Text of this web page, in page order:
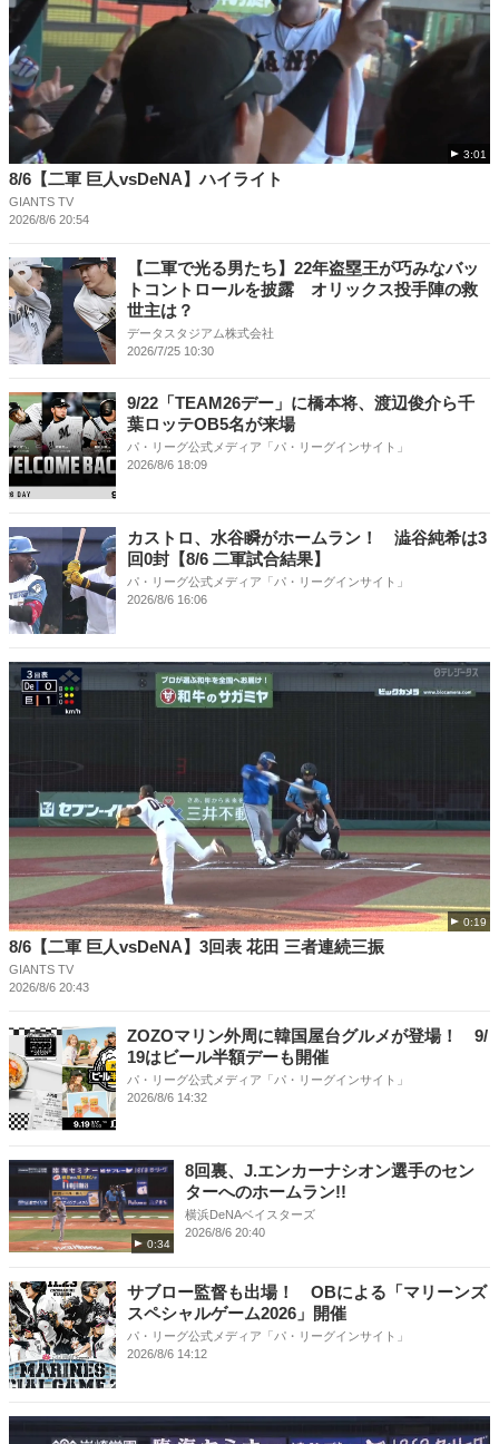
3:01
8/6【二軍 巨人vsDeNA】ハイライト
GIANTS TV
2026/8/6 20:54
【二軍で光る男たち】22年盗塁王が巧みなバッ
トコントロールを披露 オリックス投手陣の救
世主は？
データスタジアム株式会社
2026/7/25 10:30
9/22「TEAM26デー」に橋本将、渡辺俊介ら千
葉ロッテOB5名が来場
パ・リーグ公式メディア「パ・リーグインサイト」
2026/8/6 18:09
カストロ、水谷瞬がホームラン！ 澁谷純希は3
回0封【8/6 二軍試合結果】
パ・リーグ公式メディア「パ・リーグインサイト」
2026/8/6 16:06
0:19
8/6【二軍 巨人vsDeNA】3回表 花田 三者連続三振
GIANTS TV
2026/8/6 20:43
ZOZOマリン外周に韓国屋台グルメが登場！ 9/
19はビール半額デーも開催
パ・リーグ公式メディア「パ・リーグインサイト」
2026/8/6 14:32
0:34
8回裏、J.エンカーナシオン選手のセン
ターへのホームラン!!
横浜DeNAベイスターズ
2026/8/6 20:40
サブロー監督も出場！ OBによる「マリーンズ
スペシャルゲーム2026」開催
パ・リーグ公式メディア「パ・リーグインサイト」
2026/8/6 14:12